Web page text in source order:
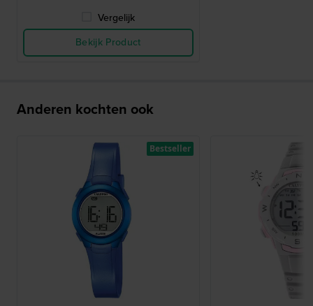
Vergelijk
Bekijk Product
Anderen kochten ook
Bestseller